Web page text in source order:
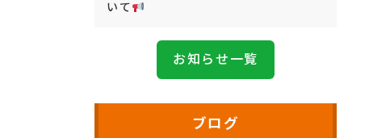
いて
お知らせ一覧
ブログ